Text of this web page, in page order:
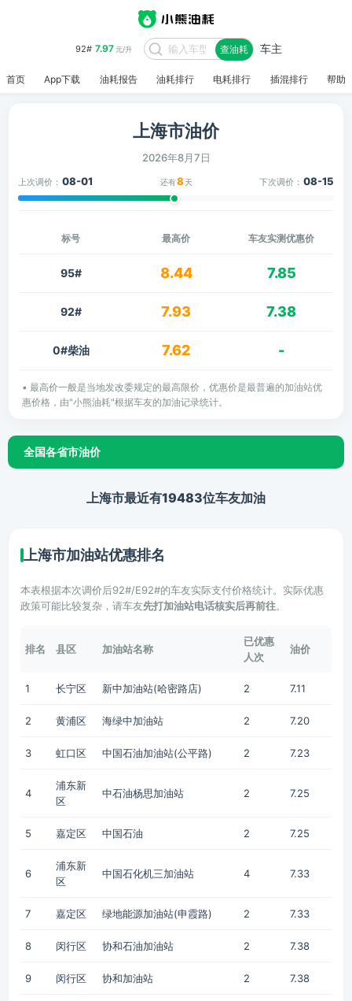
92# 7.97元/升 查油耗 车主
首页 App下载 油耗报告 油耗排行 电耗排行 插混排行 帮助
上海市油价
2026年8月7日
上次调价： 08-01 还有8 天 下次调价： 08-15
标号 最高价 车友实测优惠价
95# 8.44 7.85
92# 7.93 7.38
0#柴油 7.62 -
• 最高价一般是当地发改委规定的最高限价，优惠价是最普遍的加油站优
惠价格，由"小熊油耗"根据车友的加油记录统计。
全国各省市油价
上海市最近有19483位车友加油
上海市加油站优惠排名
本表根据本次调价后92#/E92#的车友实际支付价格统计。实际优惠
政策可能比较复杂，请车友先打加油站电话核实后再前往。
排名 县区 加油站名称
已优惠
人次
油价
1 长宁区 新中加油站(哈密路店) 2 7.11
2 黄浦区 海绿中加油站 2 7.20
3 虹口区 中国石油加油站(公平路) 2 7.23
4
浦东新
区
中石油杨思加油站 2 7.25
5 嘉定区 中国石油 2 7.25
6
浦东新
区
中国石化机三加油站 4 7.33
7 嘉定区 绿地能源加油站(申霞路) 2 7.33
8 闵行区 协和石油加油站 2 7.38
9 闵行区 协和加油站 2 7.38